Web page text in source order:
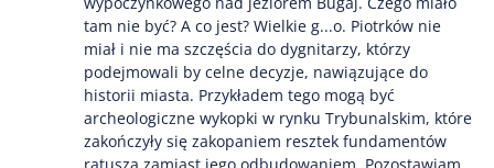
tam nie być? A co jest? Wielkie g...o. Piotrków nie
miał i nie ma szczęścia do dygnitarzy, którzy
podejmowali by celne decyzje, nawiązujące do
historii miasta. Przykładem tego mogą być
archeologiczne wykopki w rynku Trybunalskim, które
zakończyły się zakopaniem resztek fundamentów
ratusza zamiast jego odbudowaniem. Pozostawiam